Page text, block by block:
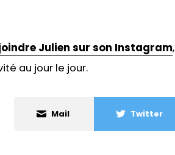
Julien sur son Instagram,
au jour le jour.
Mail Twitter